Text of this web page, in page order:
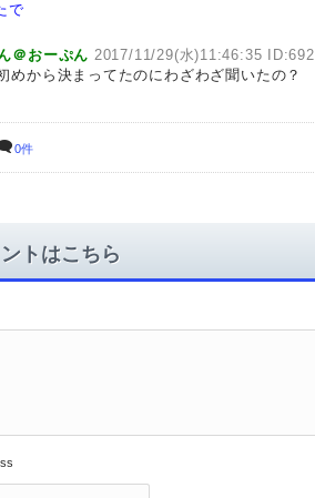
で
＠おーぷん 2017/11/29(水)11:46:35 ID:692
めから決まってたのにわざわざ聞いたの？
0件
トはこちら